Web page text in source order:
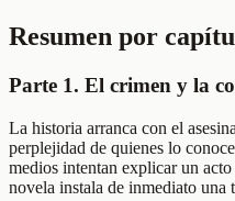
Resumen por
Parte 1. El crimen y la
La historia arranca con el
perplejidad de quienes lo
medios intentan explicar un
novela instala de inmediato una